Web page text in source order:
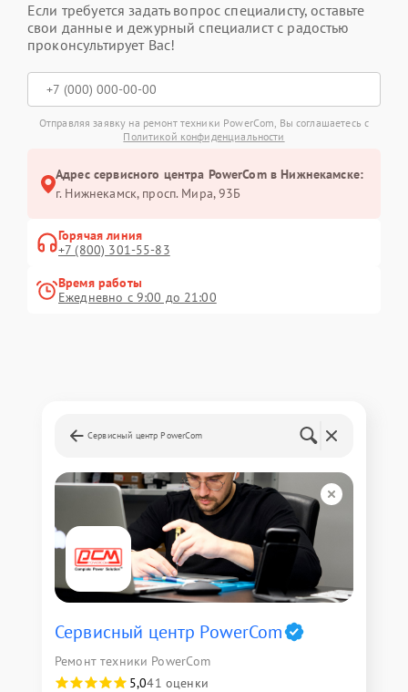
Если требуется задать вопрос специалисту, оставьте
свои данные и дежурный специалист с радостью
проконсультирует Вас!
Отправляя заявку на ремонт техники PowerCom, Вы соглашаетесь с
Политикой конфиденциальности
Адрес сервисного центра PowerCom в Нижнекамске:
г. Нижнекамск, просп. Мира, 93Б
Горячая линия
+7 (800) 301-55-83
Время работы
Ежедневно с 9:00 до 21:00
Сервисный центр PowerCom
Сервисный центр PowerCom
Ремонт техники PowerCom
5,041 оценки